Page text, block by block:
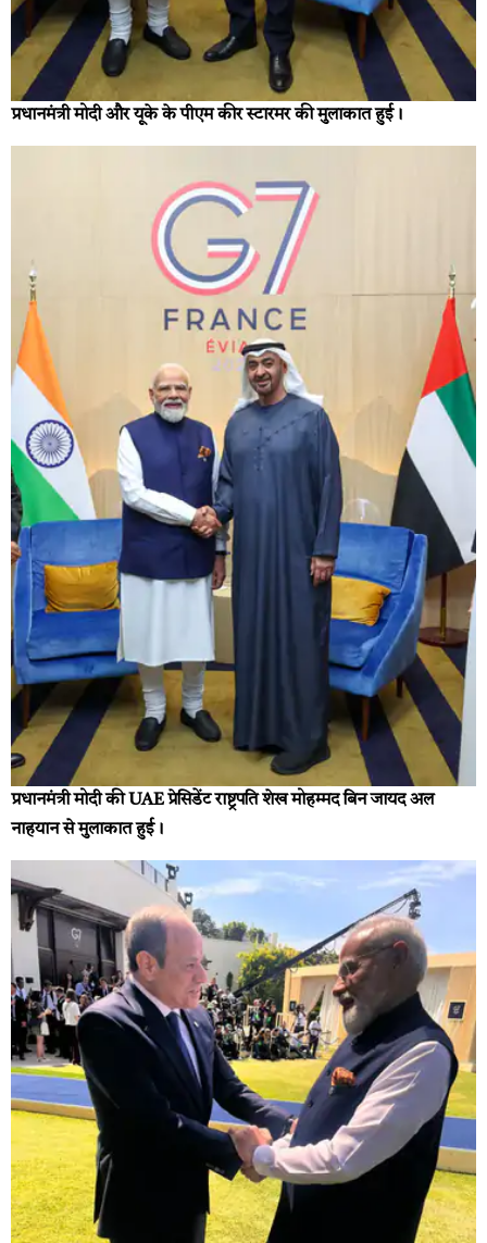
प्रधानमंत्री मोदी और यूके के पीएम कीर स्टारमर की मुलाकात हुई।
प्रधानमंत्री मोदी की UAE प्रेसिडेंट राष्ट्रपति शेख मोहम्मद बिन जायद अल
नाहयान से मुलाकात हुई।